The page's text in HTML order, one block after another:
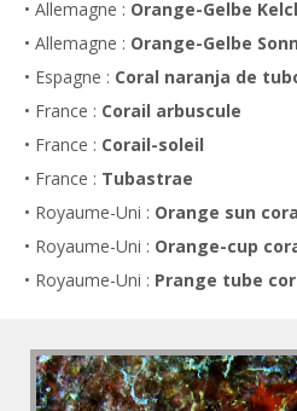
• Allemagne : Orange-Gelbe
• Allemagne : Orange-Gelbe
• Espagne : Coral naranja de
• France : Corail arbuscule
• France : Corail-soleil
• France : Tubastrae
• Royaume-Uni : Orange sun
• Royaume-Uni : Orange-cup
• Royaume-Uni : Prange tube